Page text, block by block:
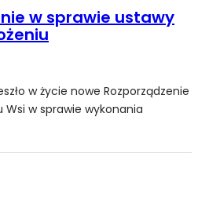
w sprawie ustawy
w życie nowe Rozporządzenie
Wsi w sprawie wykonania